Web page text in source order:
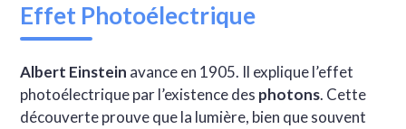
Effet Photoélectrique
Albert Einstein avance en 1905. Il explique l’effet
photoélectrique par l’existence des photons. Cette
découverte prouve que la lumière, bien que souvent